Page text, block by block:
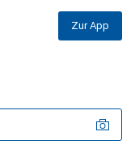
Zur App